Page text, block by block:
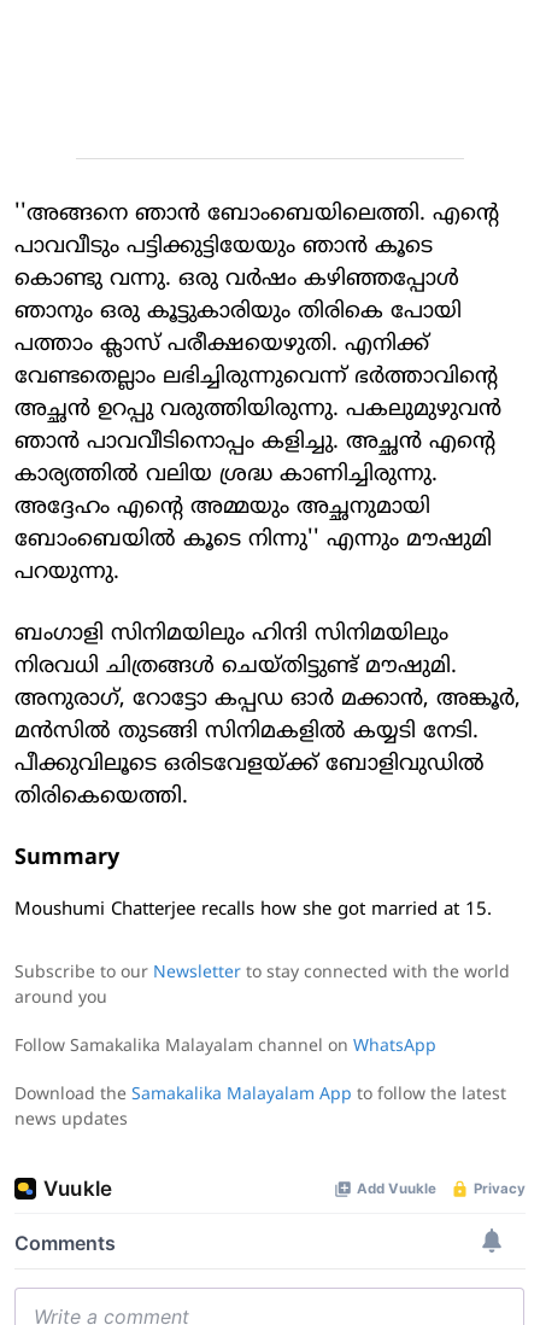
''അങ്ങനെ ഞാന്‍ ബോംബെയിലെത്തി. എന്റെ
പാവവീടും പട്ടിക്കുട്ടിയേയും ഞാന്‍ കൂടെ
കൊണ്ടു വന്നു. ഒരു വര്‍ഷം കഴിഞ്ഞപ്പോള്‍
ഞാനും ഒരു കൂട്ടുകാരിയും തിരികെ പോയി
പത്താം ക്ലാസ് പരീക്ഷയെഴുതി. എനിക്ക്
വേണ്ടതെല്ലാം ലഭിച്ചിരുന്നുവെന്ന് ഭര്‍ത്താവിന്റെ
അച്ഛന്‍ ഉറപ്പു വരുത്തിയിരുന്നു. പകലുമുഴുവന്‍
ഞാന്‍ പാവവീടിനൊപ്പം കളിച്ചു. അച്ഛന്‍ എന്റെ
കാര്യത്തില്‍ വലിയ ശ്രദ്ധ കാണിച്ചിരുന്നു.
അദ്ദേഹം എന്റെ അമ്മയും അച്ഛനുമായി
ബോംബെയില്‍ കൂടെ നിന്നു'' എന്നും മൗഷുമി
പറയുന്നു.
ബംഗാളി സിനിമയിലും ഹിന്ദി സിനിമയിലും
നിരവധി ചിത്രങ്ങള്‍ ചെയ്തിട്ടുണ്ട് മൗഷുമി.
അനുരാഗ്, റോട്ടോ കപ്പഡ ഓര്‍ മക്കാന്‍, അങ്കൂര്‍,
മന്‍സില്‍ തുടങ്ങി സിനിമകളില്‍ കയ്യടി നേടി.
പീക്കുവിലൂടെ ഒരിടവേളയ്ക്ക് ബോളിവുഡില്‍
തിരികെയെത്തി.
Summary
Moushumi Chatterjee recalls how she got married at 15.
Subscribe to our Newsletter to stay connected with the world
around you
Follow Samakalika Malayalam channel on WhatsApp
Download the Samakalika Malayalam App to follow the latest
news updates